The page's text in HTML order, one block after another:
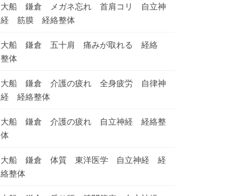
大船 鎌倉 メガネ忘れ 首肩コリ 自立神
経 筋膜 経絡整体
大船 鎌倉 五十肩 痛みが取れる 経絡
整体
大船 鎌倉 介護の疲れ 全身疲労 自律神
経 経絡整体
大船 鎌倉 介護の疲れ 自立神経 経絡整
体
大船 鎌倉 体質 東洋医学 自立神経 経
絡整体